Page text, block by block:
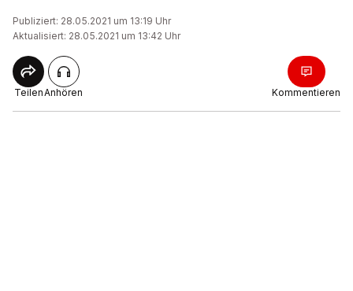
Publiziert: 28.05.2021 um 13:19 Uhr
Aktualisiert: 28.05.2021 um 13:42 Uhr
TeilenAnhören Kommentieren